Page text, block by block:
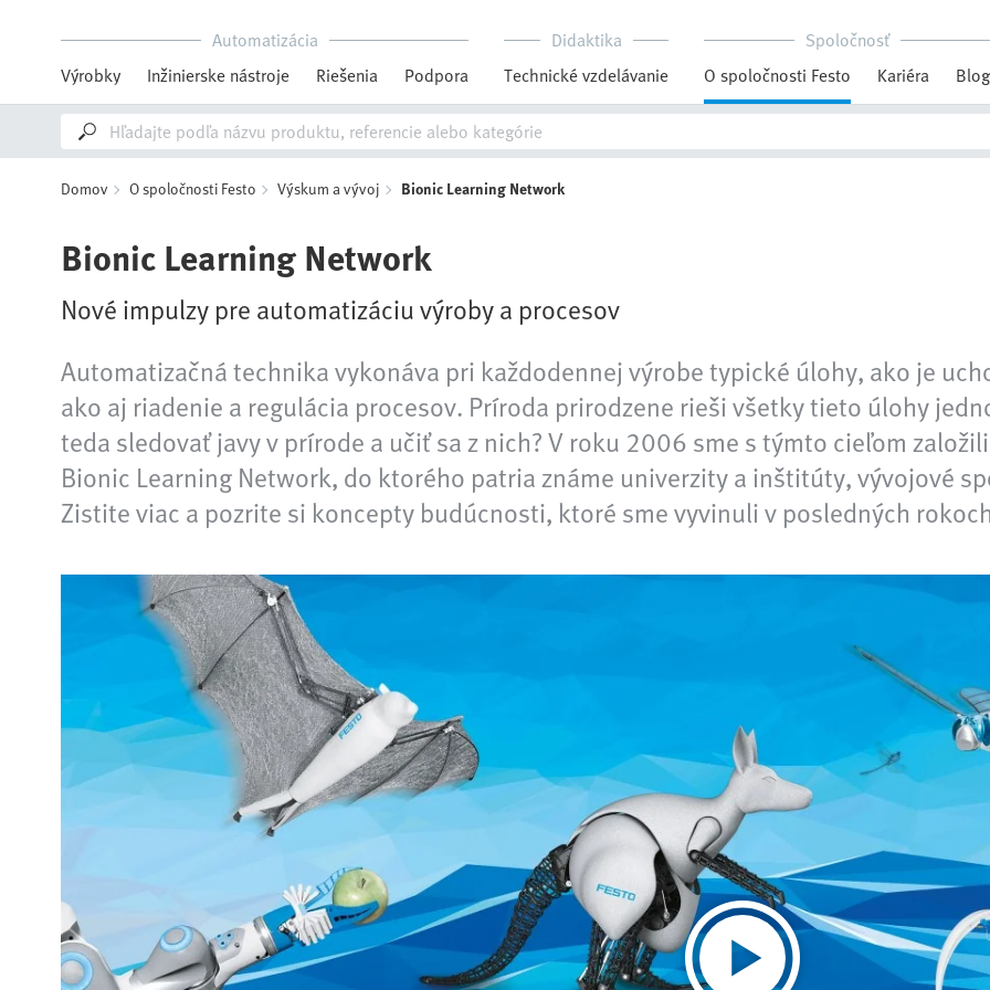
Automatizácia
Výrobky
Inžinierske nástroje Riešenia Podpora
Didaktika
Technické vzdelávanie
Spoločnosť
O spoločnosti Festo
Kariéra Blog
Domov O spoločnosti Festo Výskum a vývoj Bionic Learning Network
Bionic Learning Network
Nové impulzy pre automatizáciu výroby a procesov
Automatizačná technika vykonáva pri každodennej výrobe typické úlohy, ako je
ako aj riadenie a regulácia procesov. Príroda prirodzene rieši všetky tieto úlohy
teda sledovať javy v prírode a učiť sa z nich? V roku 2006 sme s týmto cieľom
Bionic Learning Network, do ktorého patria známe univerzity a inštitúty, vývojové
Zistite viac a pozrite si koncepty budúcnosti, ktoré sme vyvinuli v posledných